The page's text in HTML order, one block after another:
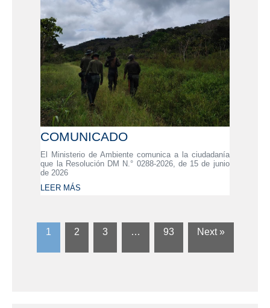
COMUNICADO
El Ministerio de Ambiente comunica a la ciudadanía
que la Resolución DM N.° 0288-2026, de 15 de junio
de 2026
LEER MÁS
1 2 3 … 93 Next »